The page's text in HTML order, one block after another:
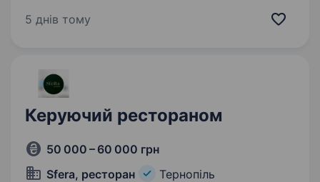
кар'єру? Запрошуємо тебе приєднатися
5 днів тому
Керуючий рестораном
50 000 – 60 000 грн
Sfera, ресторан
Тернопіль